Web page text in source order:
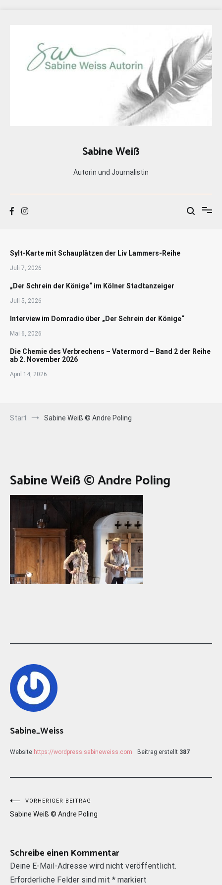
Sabine Weiß
Autorin und Journalistin
Sylt-Karte mit Schauplätzen der Liv Lammers-Reihe
Juli 7, 2026
„Der Schrein der Könige“ im Kölner Stadtanzeiger
Juli 5, 2026
Interview im Domradio über „Der Schrein der Könige“
Mai 6, 2026
Die Chemie des Verbrechens – Vatermord – Band 2 der Reihe
ab 2. November 2026
April 14, 2026
Start Sabine Weiß © Andre Poling
Sabine Weiß © Andre Poling
Sabine_Weiss
Website https://wordpress.sabineweiss.com Beitrag erstellt 387
Beitragsnavigation
VORHERIGER BEITRAG
Sabine Weiß © Andre Poling
Schreibe einen Kommentar
Deine E-Mail-Adresse wird nicht veröffentlicht.
Erforderliche Felder sind mit * markiert